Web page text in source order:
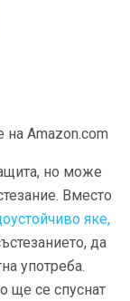
Amazon.com
но може
Вместо
яке,
да
употреба.
ще се спуснат